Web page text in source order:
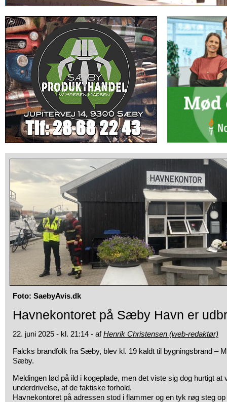
Foto: SaebyAvis.dk
Havnekontoret på Sæby Havn er
22. juni 2025 - kl. 21:14 - afHenrik Christensen (web-redaktør)
Falcks brandfolk fra Sæby, blev kl. 19 kaldt til bygningsbrand –
Sæby.
Meldingen lød på ild i kogeplade, men det viste sig dog hurtigt
underdrivelse, af de faktiske forhold.
Havnekontoret på adressen stod i flammer og en tyk røg steg